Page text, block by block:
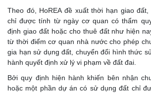
Theo đó, HoREA đề xuất thời hạn giao
chỉ được tính từ ngày cơ quan có thẩm
định giao đất hoặc cho thuê đất như hiện
từ thời điểm cơ quan nhà nước cho phép
gia hạn sử dụng đất, chuyển đổi hình thức
hành quyết định xử lý vi phạm về đất đai.
Bởi quy định hiện hành khiến bên nhận
hoặc một phần dự án có sử dụng đất chỉ